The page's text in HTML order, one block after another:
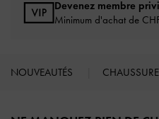
Devenez membre
Minimum d'achat de
NOUVEAUTÉS